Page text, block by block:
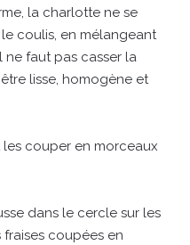
la charlotte ne se
coulis, en mélangeant
faut pas casser la
lisse, homogène et
les couper en morceaux
dans le cercle sur les
coupées en